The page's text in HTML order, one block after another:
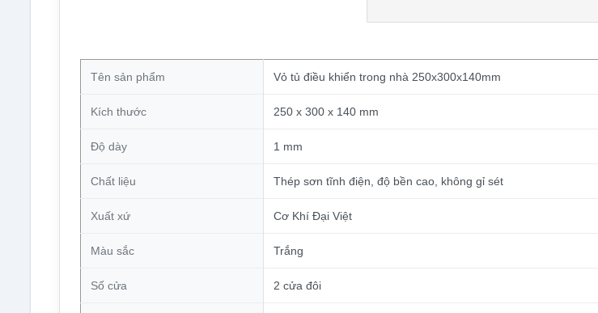
Tên sản phẩm Vỏ tủ điều khiển trong nhà 250x300x140mm
Kích thước 250 x 300 x 140 mm
Độ dày 1 mm
Chất liệu Thép sơn tĩnh điện, độ bền cao, không gỉ sét
Xuất xứ Cơ Khí Đại Việt
Màu sắc Trắng
Số cửa 2 cửa đôi